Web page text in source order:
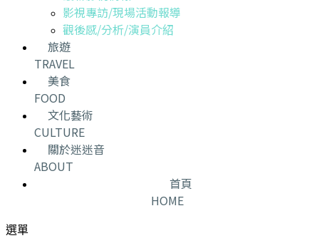
影視專訪/現場活動報導
觀後感/分析/演員介紹
旅遊
TRAVEL
美食
FOOD
文化藝術
CULTURE
關於迷迷音
ABOUT
首頁
HOME
選單